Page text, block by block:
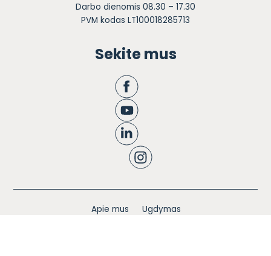
Apie mus
Ugdymas
Darbo dienomis 08.30 – 17.30
PVM kodas LT100018285713
Sekite mus